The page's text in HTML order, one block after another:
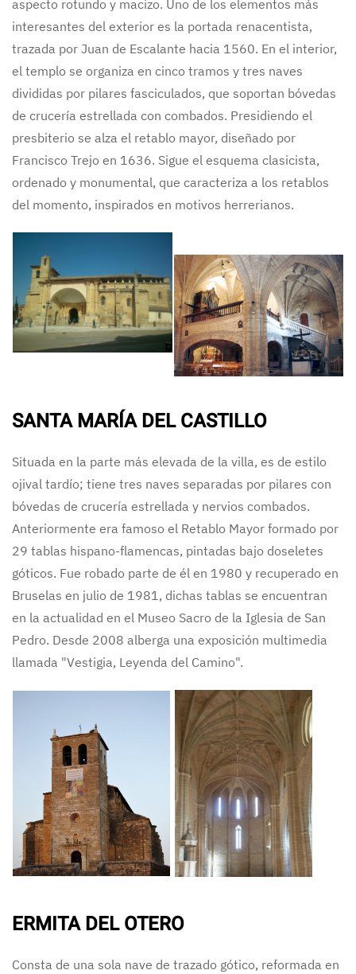
aspecto rotundo y macizo. Uno de los elementos más
interesantes del exterior es la portada renacentista,
trazada por Juan de Escalante hacia 1560. En el interior,
el templo se organiza en cinco tramos y tres naves
divididas por pilares fasciculados, que soportan bóvedas
de crucería estrellada con combados. Presidiendo el
presbiterio se alza el retablo mayor, diseñado por
Francisco Trejo en 1636. Sigue el esquema clasicista,
ordenado y monumental, que caracteriza a los retablos
del momento, inspirados en motivos herrerianos.
SANTA MARÍA DEL CASTILLO
Situada en la parte más elevada de la villa, es de estilo
ojival tardío; tiene tres naves separadas por pilares con
bóvedas de crucería estrellada y nervios combados.
Anteriormente era famoso el Retablo Mayor formado por
29 tablas hispano-flamencas, pintadas bajo doseletes
góticos. Fue robado parte de él en 1980 y recuperado en
Bruselas en julio de 1981, dichas tablas se encuentran
en la actualidad en el Museo Sacro de la Iglesia de San
Pedro. Desde 2008 alberga una exposición multimedia
llamada "Vestigia, Leyenda del Camino".
ERMITA DEL OTERO
Consta de una sola nave de trazado gótico, reformada en